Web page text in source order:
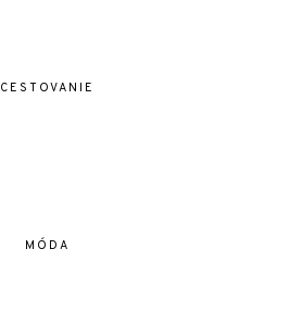
CESTOVANIE
MÓDA